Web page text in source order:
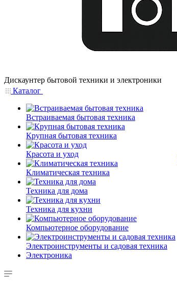
Дискаунтер бытовой техники и электроники
Каталог
Встраиваемая бытовая техника
Крупная бытовая техника
Красота и уход
Климатическая техника
Техника для дома
Техника для кухни
Компьютерное оборудование
Электроинструменты и садовая техника
Электроника